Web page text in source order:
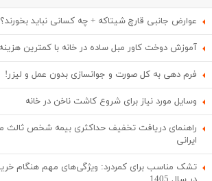
عوارض جانبی قارچ شیتاکه + چه کسانی نباید بخورند؟
آموزش دوخت کاور مبل ساده در خانه با کمترین هزینه
فرم دهی به کل صورت و جوانسازی بدون عمل و لیزر!
وسایل مورد نیاز برای شروع کاشت ناخن در خانه
راهنمای دریافت تخفیف حداکثری بیمه شخص
ایرانی
تشک مناسب برای کمردرد: ویژگی‌های مهم هنگام